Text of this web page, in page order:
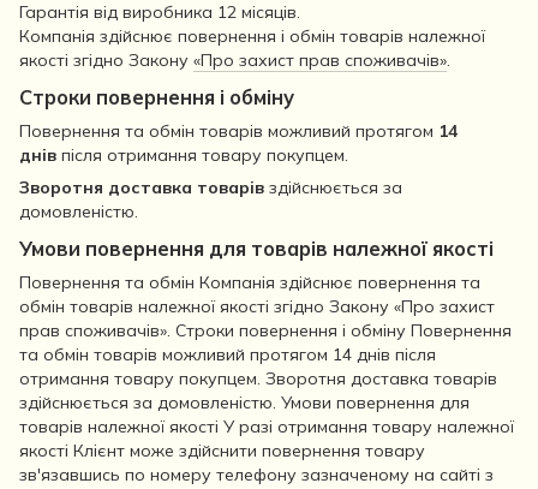
Гарантія від виробника 12 місяців.
Компанія здійснює повернення і обмін товарів належної
якості згідно Закону «Про захист прав споживачів».
Строки повернення і обміну
Повернення та обмін товарів можливий протягом 14
днів після отримання товару покупцем.
Зворотня доставка товарів здійснюється за
домовленістю.
Умови повернення для товарів належної якості
Повернення та обмін Компанія здійснює повернення та
обмін товарів належної якості згідно Закону «Про захист
прав споживачів». Строки повернення і обміну Повернення
та обмін товарів можливий протягом 14 днів після
отримання товару покупцем. Зворотня доставка товарів
здійснюється за домовленістю. Умови повернення для
товарів належної якості У разі отримання товару належної
якості Клієнт може здійснити повернення товару
зв'язавшись по номеру телефону зазначеному на сайті з